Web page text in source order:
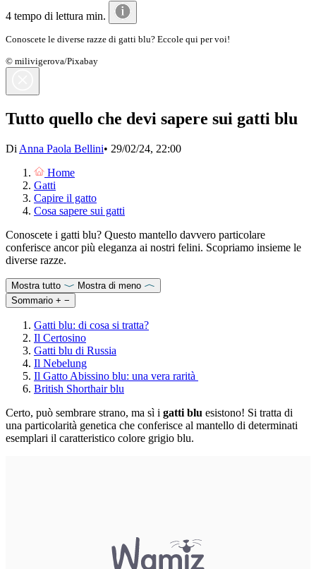
4 tempo di lettura min.
Conoscete le diverse razze di gatti blu? Eccole qui per voi!
© milivigerova/Pixabay
Tutto quello che devi sapere sui gatti blu
Di Anna Paola Bellini• 29/02/24, 22:00
Home
Gatti
Capire il gatto
Cosa sapere sui gatti
Conoscete i gatti blu? Questo mantello davvero particolare
conferisce ancor più eleganza ai nostri felini. Scopriamo insieme le
diverse razze.
Mostra tutto
Mostra di meno
Sommario + −
Gatti blu: di cosa si tratta?
Il Certosino
Gatti blu di Russia
Il Nebelung
Il Gatto Abissino blu: una vera rarità
British Shorthair blu
Certo, può sembrare strano, ma sì i gatti blu esistono! Si tratta di
una particolarità genetica che conferisce al mantello di determinati
esemplari il caratteristico colore grigio blu.